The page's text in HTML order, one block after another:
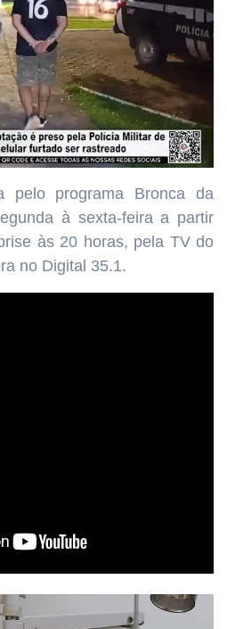
pelo programa Bronca da
à sexta-feira a partir
às 20 horas, pela TV do
no Digital 35.1.